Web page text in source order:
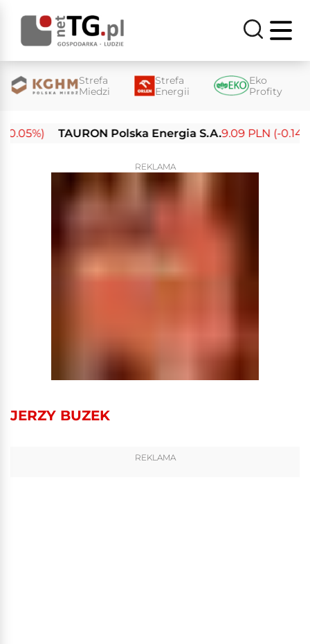
Strefa
Miedzi
Strefa
Energii
Eko
Profity
TAURON Polska Energia S.A.9.09 PLN (-0.14%)
REKLAMA
JERZY BUZEK
REKLAMA